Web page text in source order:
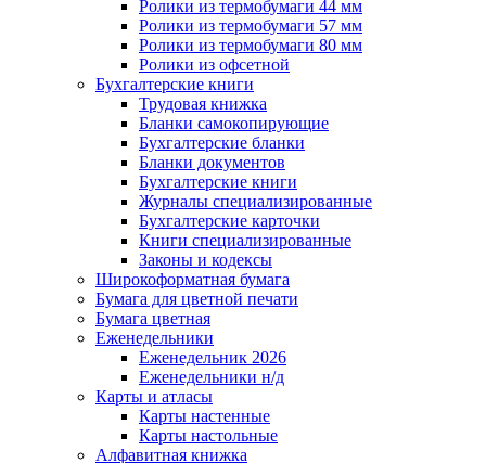
Ролики из термобумаги 44 мм
Ролики из термобумаги 57 мм
Ролики из термобумаги 80 мм
Ролики из офсетной
Бухгалтерские книги
Трудовая книжка
Бланки самокопирующие
Бухгалтерские бланки
Бланки документов
Бухгалтерские книги
Журналы специализированные
Бухгалтерские карточки
Книги специализированные
Законы и кодексы
Широкоформатная бумага
Бумага для цветной печати
Бумага цветная
Еженедельники
Еженедельник 2026
Еженедельники н/д
Карты и атласы
Карты настенные
Карты настольные
Алфавитная книжка